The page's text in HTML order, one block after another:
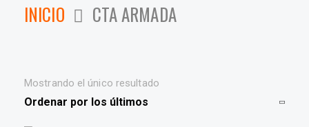
INICIO CTA ARMADA
Mostrando el único resultado